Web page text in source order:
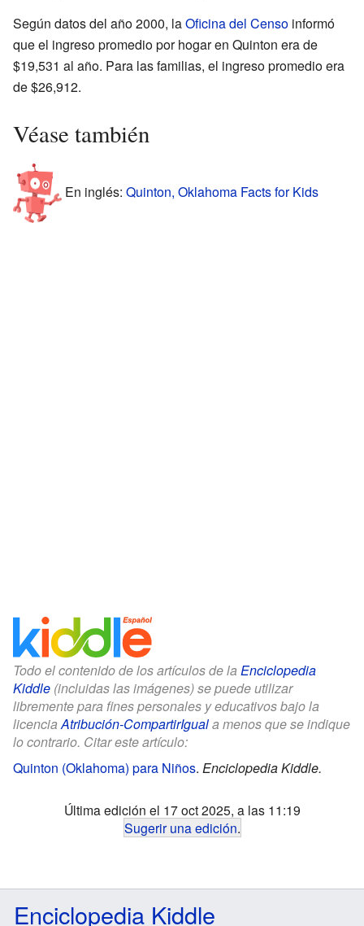
Según datos del año 2000, laOficina del Censo informó
que el ingreso promedio por hogar en Quinton era de
$19,531 al año. Para las familias, el ingreso promedio era
de $26,912.
Véase también
En inglés: Quinton, Oklahoma Facts for Kids
Todo el contenido de los artículos de la Enciclopedia
Kiddle (incluidas las imágenes) se puede utilizar
libremente para fines personales y educativos bajo la
licenciaAtribución-CompartirIguala menos que se indique
lo contrario. Citar este artículo:
Quinton (Oklahoma) para Niños. Enciclopedia Kiddle.
Última edición el 17 oct 2025, a las 11:19
Sugerir una edición.
Enciclopedia Kiddle